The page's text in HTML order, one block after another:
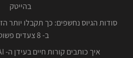
בהייטק
סודות הגיוס נחשפים: כך תקבלו יותר
ב- 8 צעדים פשוטים
איך כותבים קורות חיים בעידן ה- AI? אלה הטיפים שלנו